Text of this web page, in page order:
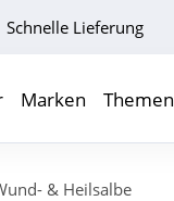
Schnelle Lieferung
Marken Themen
& Heilsalbe